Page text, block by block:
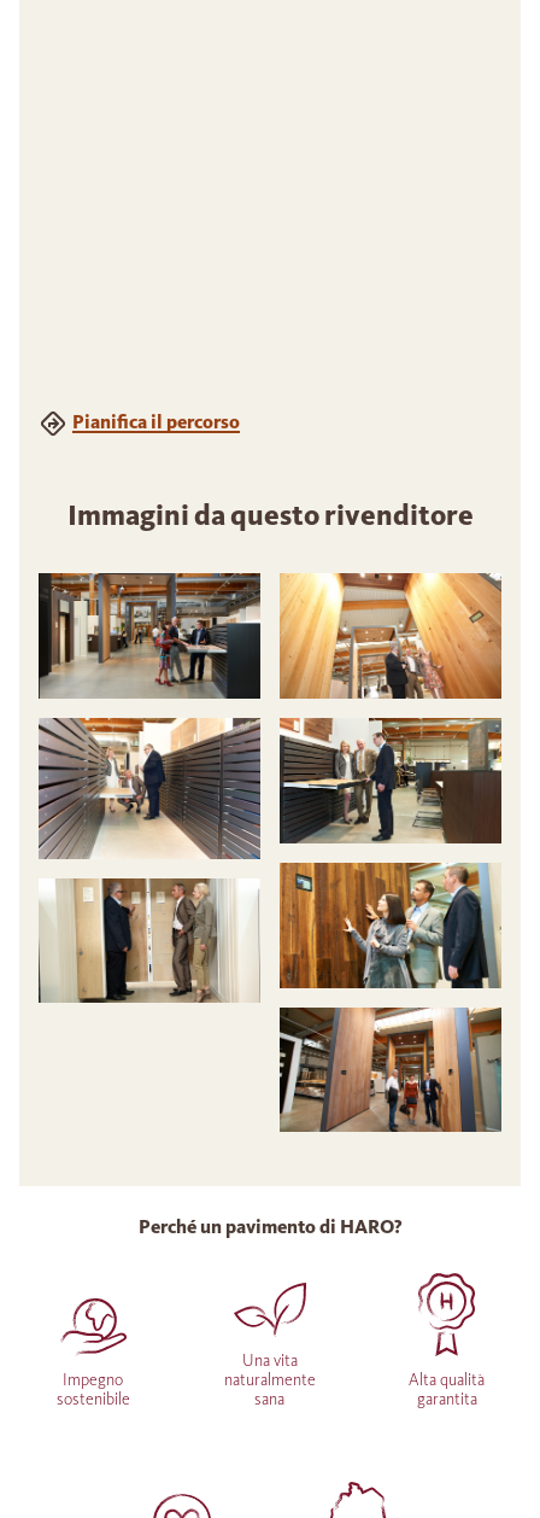
Pianifica il percorso
Immagini da questo rivenditore
Perché un pavimento di HARO?
Impegno
sostenibile
Una vita
naturalmente
sana
Alta qualità
garantita